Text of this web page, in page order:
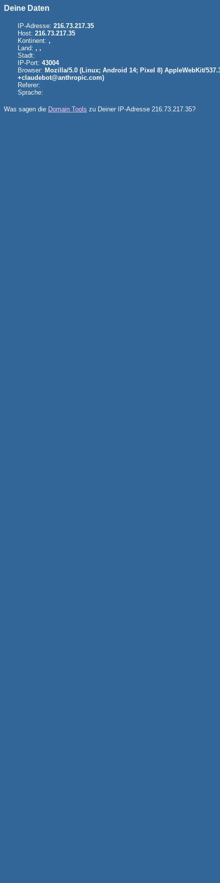
Deine Daten
IP-Adresse: 216.73.217.35
Host: 216.73.217.35
Kontinent: ,
Land: , ,
Stadt:
IP-Port: 43004
Browser: Mozilla/5.0 (Linux; Android 14; Pixel 8) AppleWebKit/
+claudebot@anthropic.com)
Referer:
Sprache:
Was sagen die Domain Tools zu Deiner IP-Adresse 216.73.217.35?